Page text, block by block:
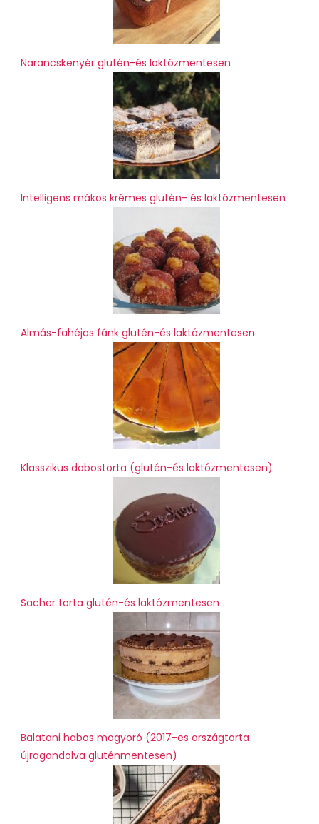
Narancskenyér glutén-és laktózmentesen
Intelligens mákos krémes glutén- és laktózmentesen
Almás-fahéjas fánk glutén-és laktózmentesen
Klasszikus dobostorta (glutén-és laktózmentesen)
Sacher torta glutén-és laktózmentesen
Balatoni habos mogyoró (2017-es országtorta
újragondolva gluténmentesen)